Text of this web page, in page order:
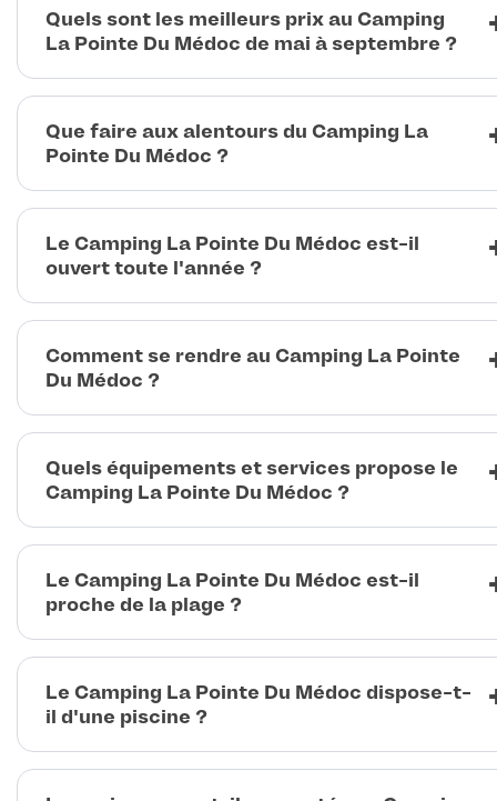
Quels sont les meilleurs prix au Camping
La Pointe Du Médoc de mai à septembre ?
Que faire aux alentours du Camping La
Pointe Du Médoc ?
Le Camping La Pointe Du Médoc est-il
ouvert toute l'année ?
Comment se rendre au Camping La Pointe
Du Médoc ?
Quels équipements et services propose le
Camping La Pointe Du Médoc ?
Le Camping La Pointe Du Médoc est-il
proche de la plage ?
Le Camping La Pointe Du Médoc dispose-t-
il d'une piscine ?